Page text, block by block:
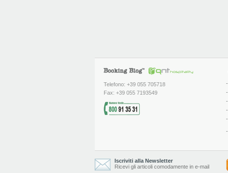
Telefono: +39 055 705718
Fax: +39 055 7193549
-
-
-
-
-
-
Iscriviti alla Newsletter
Ricevi gli articoli comodamente in e-mail